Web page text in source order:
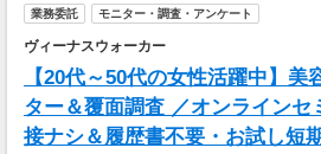
業務委託 モニター・調査・アンケート
ヴィーナスウォーカー
【20代～50代の女性活躍中】美
ター＆覆面調査 ／オンラインセ
接ナシ＆履歴書不要・お試し短